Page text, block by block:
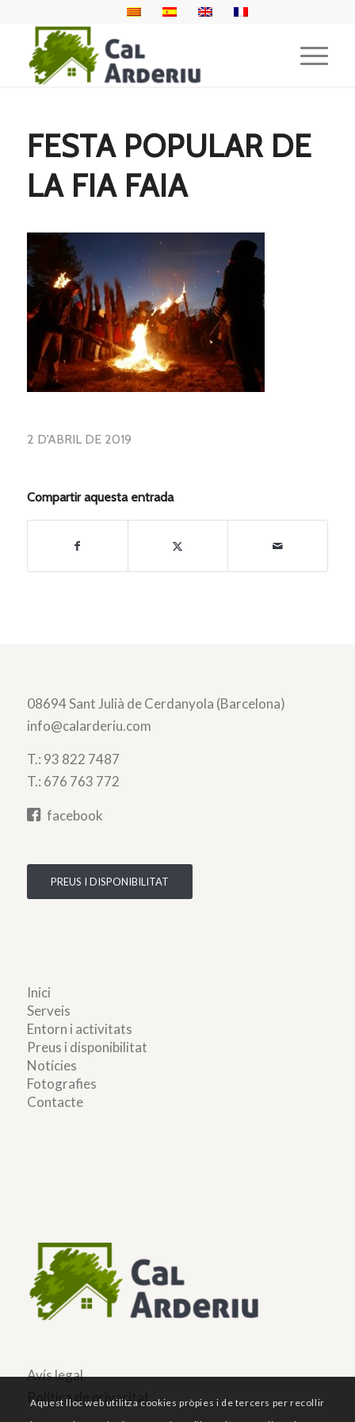
FESTA POPULAR DE
LA FIA FAIA
2 D'ABRIL DE 2019
Compartir aquesta entrada
08694 Sant Julià de Cerdanyola (Barcelona)
info@calarderiu.com
T.: 93 822 7487
T.: 676 763 772
facebook
PREUS I DISPONIBILITAT
Inici
Serveis
Entorn i activitats
Preus i disponibilitat
Notícies
Fotografies
Contacte
Avís legal
Política de privacitat
Aquest lloc web utilitza cookies pròpies i de tercers per recollir